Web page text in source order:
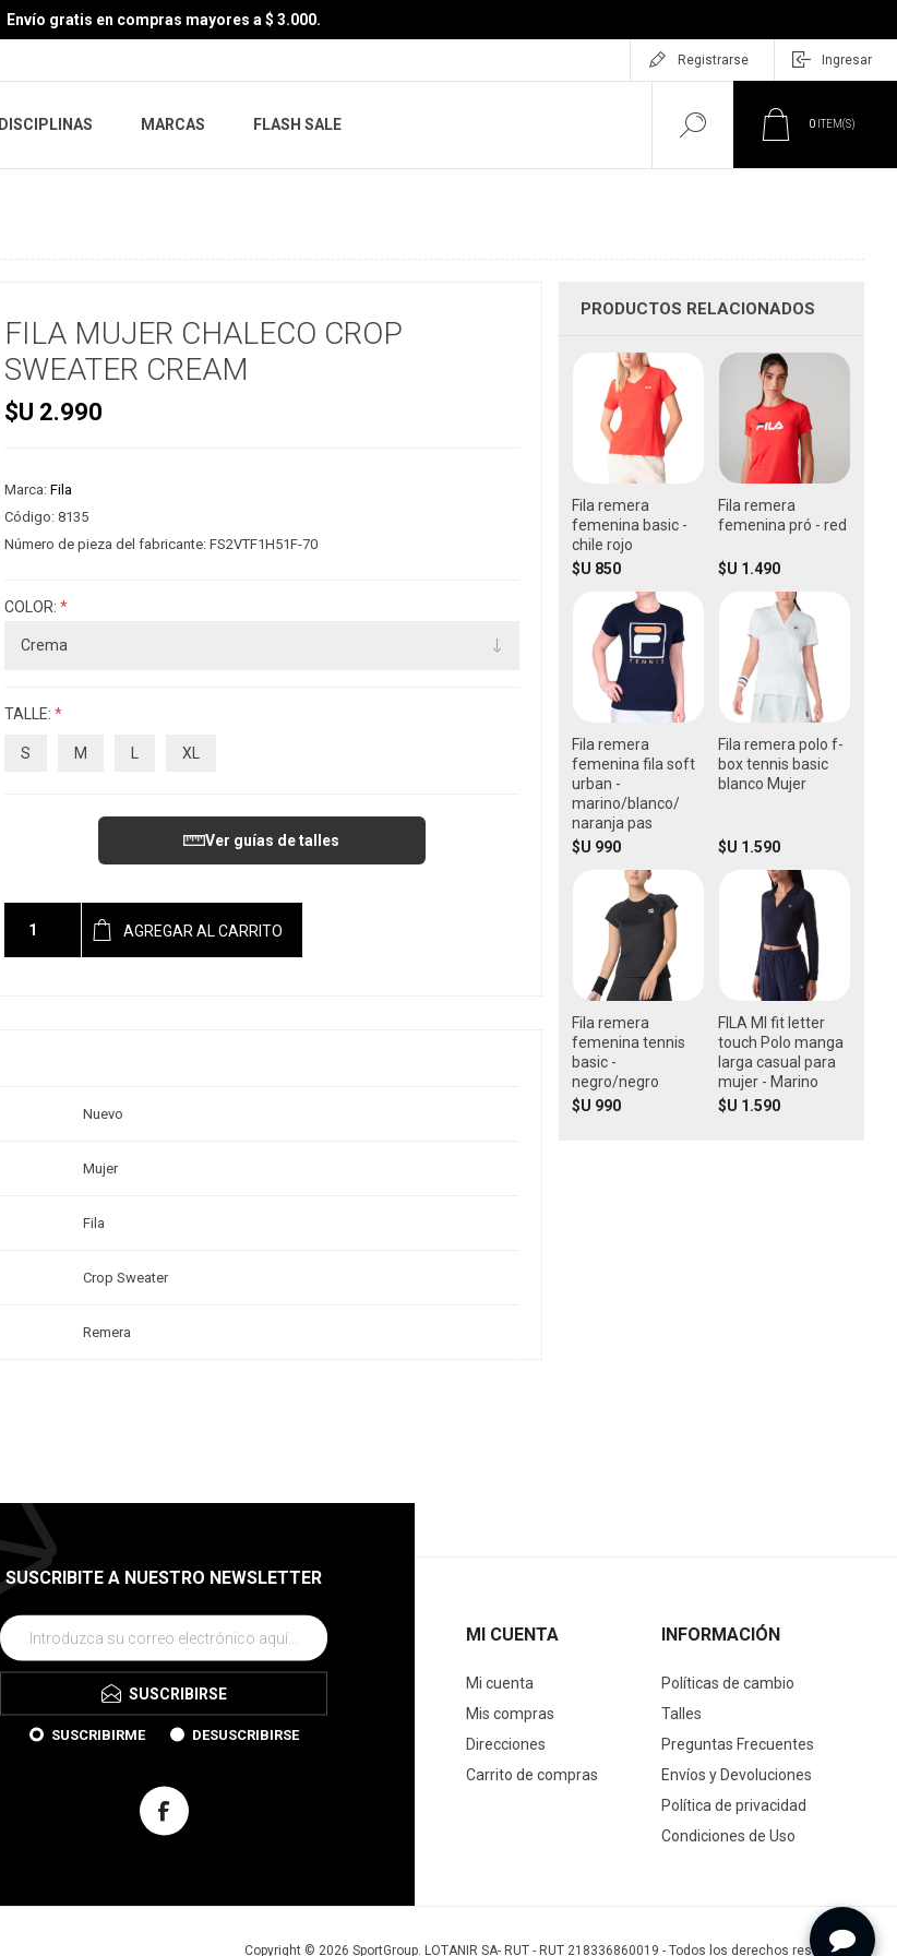
Envío gratis en compras mayores a $ 3.000.
Registrarse Ingresar
DISCIPLINAS MARCAS FLASH SALE 0 ITEM(S)
FILA MUJER CHALECO CROP
SWEATER CREAM
$U 2.990
Marca: Fila
Código: 8135
Número de pieza del fabricante: FS2VTF1H51F-70
COLOR: *
TALLE: *
S M L XL
Ver guías de talles
AGREGAR AL CARRITO
Nuevo
Mujer
Fila
Crop Sweater
Remera
PRODUCTOS RELACIONADOS
Fila remera
femenina basic -
chile rojo
$U 850
Fila remera
femenina pró - red
$U 1.490
Fila remera
femenina fila soft
urban -
marino/blanco/
naranja pas
$U 990
Fila remera polo f-
box tennis basic
blanco Mujer
$U 1.590
Fila remera
femenina tennis
basic -
negro/negro
$U 990
FILA Ml fit letter
touch Polo manga
larga casual para
mujer - Marino
$U 1.590
SUSCRIBITE A NUESTRO NEWSLETTER
SUSCRIBIRSE
SUSCRIBIRME DESUSCRIBIRSE
MI CUENTA
Mi cuenta
Mis compras
Direcciones
Carrito de compras
INFORMACIÓN
Políticas de cambio
Talles
Preguntas Frecuentes
Envíos y Devoluciones
Política de privacidad
Condiciones de Uso
Copyright © 2026 SportGroup. LOTANIR SA- RUT - RUT 218336860019 - Todos los derechos reservados.